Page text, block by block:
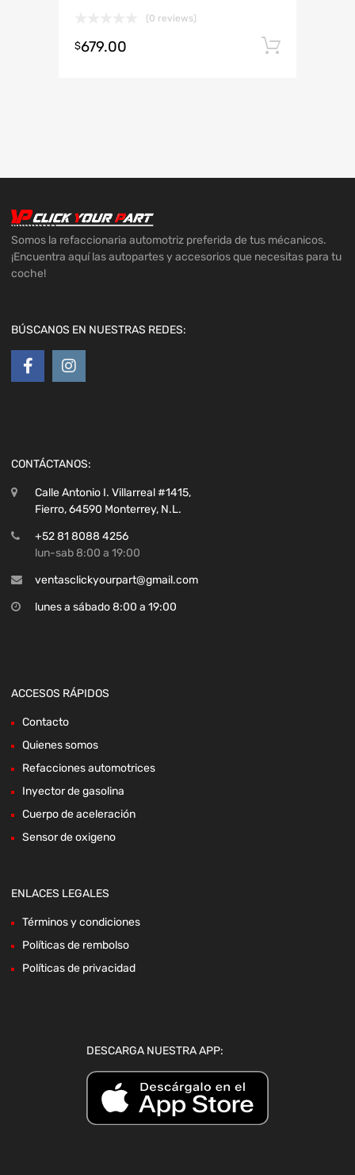
(0 reviews)
$679.00
Somos la refaccionaria automotriz preferida de tus mécanicos.
¡Encuentra aquí las autopartes y accesorios que necesitas para tu
coche!
BÚSCANOS EN NUESTRAS REDES:
CONTÁCTANOS:
Calle Antonio I. Villarreal #1415,
Fierro, 64590 Monterrey, N.L.
+52 81 8088 4256
lun-sab 8:00 a 19:00
ventasclickyourpart@gmail.com
lunes a sábado 8:00 a 19:00
ACCESOS RÁPIDOS
Contacto
Quienes somos
Refacciones automotrices
Inyector de gasolina
Cuerpo de aceleración
Sensor de oxigeno
ENLACES LEGALES
Términos y condiciones
Políticas de rembolso
Políticas de privacidad
DESCARGA NUESTRA APP: